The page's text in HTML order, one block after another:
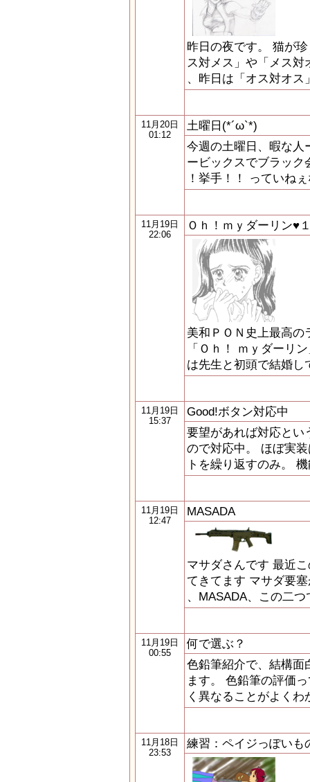
昨日の夜です。 猫が
ス対メス」や「メス対
、昨日は「オス対オ
11月20日
01:12
土曜日(*´ω`*)
今週の土曜日、暇な人
ービックスでブラッ
！挙手！！ っていね
11月19日
22:06
Ｏｈ！ｍｙダーリン♥
美和ＰＯＮ史上最高の
「Ｏｈ！ ｍｙダーリ
は先生と初頭で結婚し
11月19日
15:37
Good!ボタン対応中
要望があれば対応とい
ので対応中。 ほぼ実
トを繰り返すのみ。
11月19日
12:47
MASADA
マサダさんです 最近
てきてます マサダ要
、MASADA、この二
11月19日
00:55
何で選ぶ？
色鉛筆紹介で、結構面
ます。 色鉛筆の評価
く異なることがよく
11月18日
23:53
練習：ペイジっぽいも